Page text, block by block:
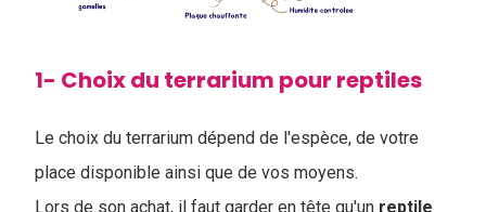
1- Choix du terrarium pour reptiles
Le choix du terrarium dépend de l'espèce, de votre
place disponible ainsi que de vos moyens.
Lors de son achat, il faut garder en tête qu'un reptile